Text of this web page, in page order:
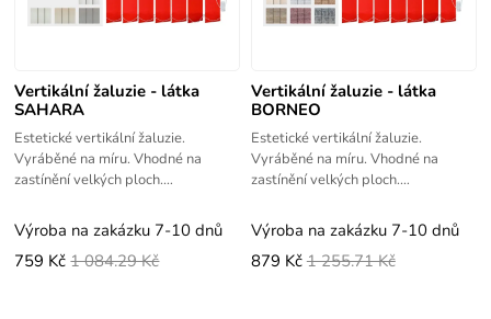
Vertikální žaluzie - látka
SAHARA
Estetické vertikální žaluzie.
Vyráběné na míru. Vhodné na
zastínění velkých ploch.
videonávody.
Výroba na zakázku 7-10 dnů
759 Kč 1 084.29 Kč
Vertikální žaluzie - látka
BORNEO
Estetické vertikální žaluzie.
Vyráběné na míru. Vhodné na
zastínění velkých ploch.
videonávody.
Výroba na zakázku 7-10 dnů
879 Kč 1 255.71 Kč